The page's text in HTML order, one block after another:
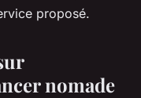
proposé.
nomade